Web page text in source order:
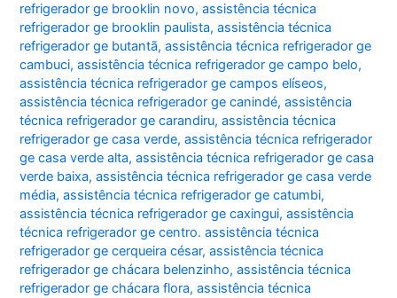
refrigerador ge brooklin novo,assistência técnica
refrigerador ge brooklin paulista,assistência técnica
refrigerador ge butantã,assistência técnica refrigerador ge
cambuci,assistência técnica refrigerador ge campo belo,
assistência técnica refrigerador ge campos elíseos,
assistência técnica refrigerador ge canindé,assistência
técnica refrigerador ge carandiru,assistência técnica
refrigerador ge casa verde,assistência técnica refrigerador
ge casa verde alta,assistência técnica refrigerador ge casa
verde baixa,assistência técnica refrigerador ge casa verde
média,assistência técnica refrigerador ge catumbi,
assistência técnica refrigerador ge caxingui,assistência
técnica refrigerador ge centro. assistência técnica
refrigerador ge cerqueira césar,assistência técnica
refrigerador ge chácara belenzinho,assistência técnica
refrigerador ge chácara flora,assistência técnica